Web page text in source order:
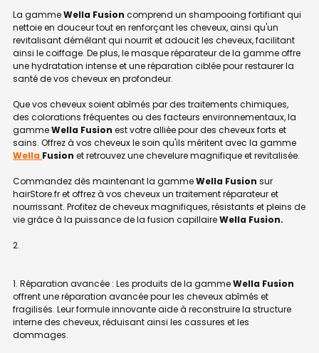
La gammeWella Fusion comprend un shampooing fortifiant qui
nettoie en douceur tout en renforçant les cheveux, ainsi qu'un
revitalisant démêlant qui nourrit et adoucit les cheveux, facilitant
ainsi le coiffage. De plus, le masque réparateur de la gamme offre
une hydratation intense et une réparation ciblée pour restaurer la
santé de vos cheveux en profondeur.
Que vos cheveux soient abîmés par des traitements chimiques,
des colorations fréquentes ou des facteurs environnementaux, la
gammeWella Fusion est votre alliée pour des cheveux forts et
sains. Offrez à vos cheveux le soin qu'ils méritent avec la gamme
Wella Fusion et retrouvez une chevelure magnifique et revitalisée.
Commandez dès maintenant la gammeWella Fusion sur
hairStore.fr et offrez à vos cheveux un traitement réparateur et
nourrissant. Profitez de cheveux magnifiques, résistants et pleins de
vie grâce à la puissance de la fusion capillaireWella Fusion.
1. Réparation avancée : Les produits de la gammeWella Fusion
offrent une réparation avancée pour les cheveux abîmés et
fragilisés. Leur formule innovante aide à reconstruire la structure
interne des cheveux, réduisant ainsi les cassures et les
dommages.